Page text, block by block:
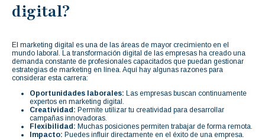
digital?
El marketing digital es una de las áreas de mayor crecimiento en el
mundo laboral. La transformación digital de las empresas ha creado una
demanda constante de profesionales capacitados que puedan gestionar
estrategias de marketing en línea. Aquí hay algunas razones para
considerar esta carrera:
Oportunidades laborales: Las empresas buscan continuamente
expertos en marketing digital.
Creatividad: Permite utilizar tu creatividad para desarrollar
campañas innovadoras.
Flexibilidad: Muchas posiciones permiten trabajar de forma remota.
Impacto: Puedes influir directamente en el éxito de una empresa.